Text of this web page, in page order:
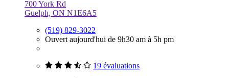
700 York Rd
Guelph, ON N1E6A5
(519) 829-3022
Ouvert aujourd'hui de 9h30 am à 5h pm
19 évaluations